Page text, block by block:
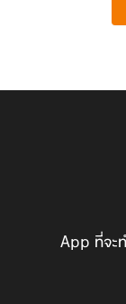
App ที่จะ